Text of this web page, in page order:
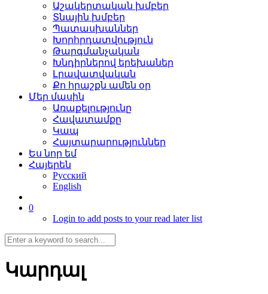
Աշակերտական խմբեր
Տնային խմբեր
Պատասխաններ
Խորհրդատվություն
Թարգմանչական
Խնդիրներով երեխաներ
Լրավատվական
Քո հրաշքն ամեն օր
Մեր մասին
Առաքելությունը
Հավատամքը
Կապ
Հայտարարություններ
Ես նոր եմ
Հայերեն
Русский
English
0
Login to add posts to your read later list
Կարդալ